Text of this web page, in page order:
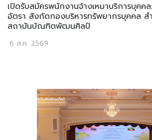
เปิดรับสมัครพนักงานจ้างเหมาบริการบุคค
อัตรา สังกัดกองบริหารทรัพยากรบุคคล ส
สถาบันบัณฑิตพัฒนศิลป์
6 ส.ค. 2569